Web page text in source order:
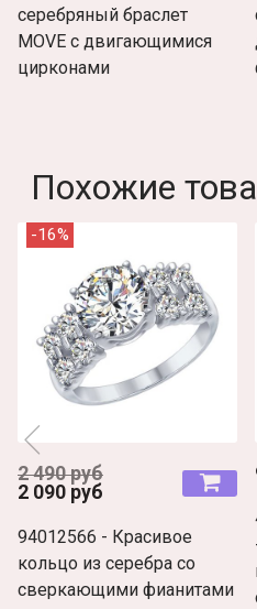
серебряный браслет
MOVE с двигающимися
цирконами
Похожие
-16%
2 490 руб
2 090 руб
94012566 - Красивое
кольцо из серебра со
сверкающими фианитами